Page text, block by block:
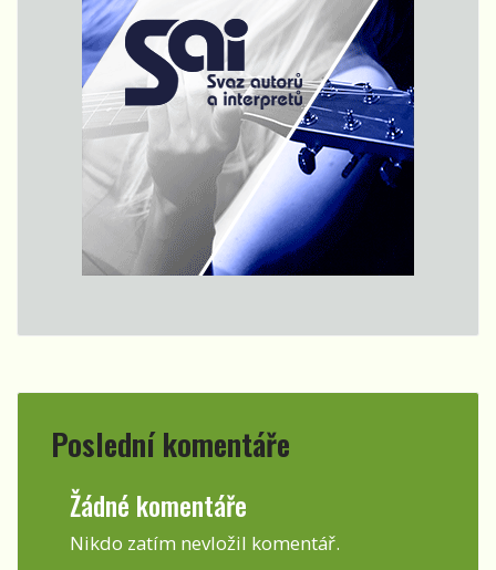
Poslední komentáře
Žádné komentáře
Nikdo zatím nevložil komentář.